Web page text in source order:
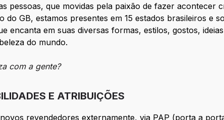
pessoas, que movidas pela paixão de fazer acontecer
do GB, estamos presentes em 15 estados brasileiros e
encanta em suas diversas formas, estilos, gostos,
do mundo.
com a gente?
E ATRIBUIÇÕES
revendedores externamente, via PAP (porta a